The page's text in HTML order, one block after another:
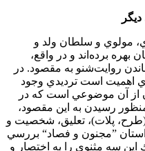
مولوي و سلطان ولد و
بهره برده‌اند و در واقع،
روايت‌شنو به مقصود. در
اهميت است ترديدي وجود
از آن موضوعي است كه در
رسيدن به اين مقصود،
(طرح، پلات)، تعليق، شخصيت و
”مجنون و فصاد“ بررسي
سه مثنوي را به اختصار و